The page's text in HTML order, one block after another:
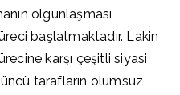
olgunlaşması
başlatmaktadır. Lakin
karşı çeşitli siyasi
tarafların olumsuz